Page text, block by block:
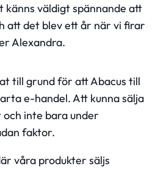
känns väldigt spännande att
att det blev ett år när vi firar
Alexandra.
till grund för att Abacus till
e-handel. Att kunna sälja
inte bara under
faktor.
våra produkter säljs